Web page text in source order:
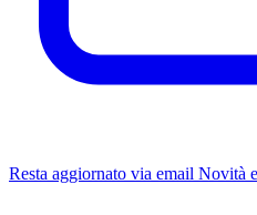
Resta aggiornato via email Novità